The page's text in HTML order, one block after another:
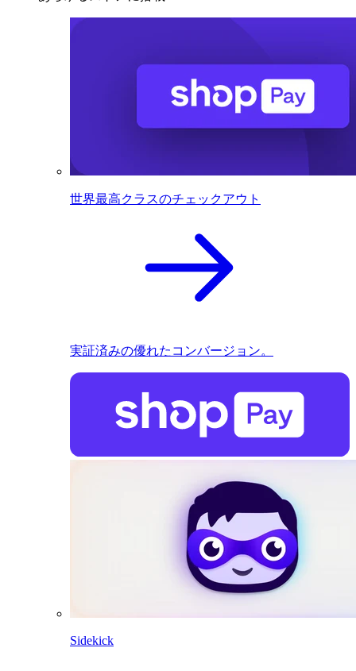
世界最高クラスのチェックアウト
実証済みの優れたコンバージョン。
Sidekick